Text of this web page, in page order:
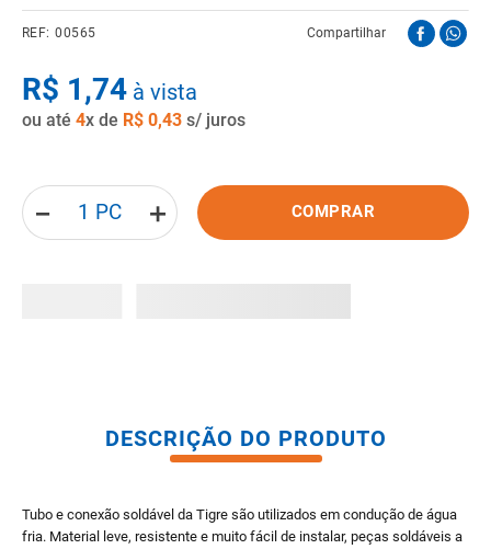
00565 Compartilhar
R$ 1 ,74 à vista
ou até 4x de R$ 0,43 s/ juros
＋
－ COMPRAR
DESCRIÇÃO DO PRODUTO
Tubo e conexão soldável da Tigre são utilizados em condução de água
fria. Material leve, resistente e muito fácil de instalar, peças soldáveis a
8º gabinete banheiro